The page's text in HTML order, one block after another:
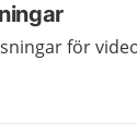
för